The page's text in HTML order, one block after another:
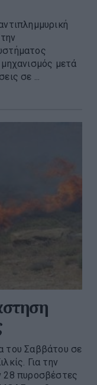
μετά
σε ...
του Σαββάτου σε
Για την
28 πυροσβέστες